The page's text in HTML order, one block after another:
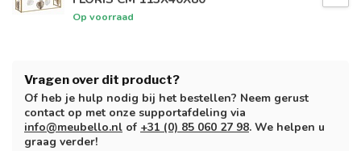
Op voorraad
Vragen over dit product?
Of heb je hulp nodig bij het bestellen? Neem gerust
contact op met onze supportafdeling via
info@meubello.nl of +31 (0) 85 060 27 98. We helpen u
graag verder!